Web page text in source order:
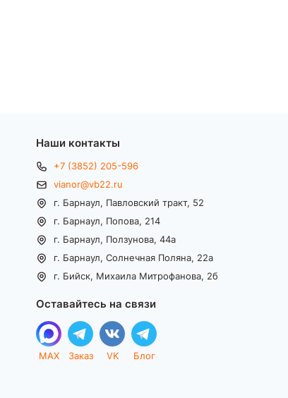
Наши контакты
+7 (3852) 205-596
vianor@vb22.ru
г. Барнаул, Павловский тракт, 52
г. Барнаул, Попова, 214
г. Барнаул, Ползунова, 44а
г. Барнаул, Солнечная Поляна, 22а
г. Бийск, Михаила Митрофанова, 2б
Оставайтесь на связи
MAX Заказ VK Блог